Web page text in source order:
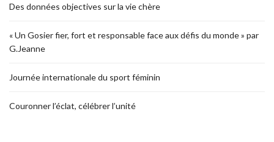
Des données objectives sur la vie chère
« Un Gosier fier, fort et responsable face aux défis du monde » par
G.Jeanne
Journée internationale du sport féminin
Couronner l’éclat, célébrer l’unité